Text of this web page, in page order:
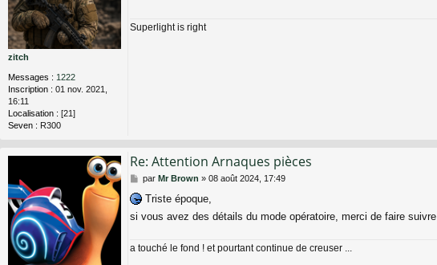
zitch
Messages : 1222
Inscription : 01 nov. 2021,
16:11
Localisation : [21]
Seven : R300
e
Superlight is right
Re: Attention Arnaques pièces
M
s
s
e
par Mr Brown » 08 août 2024, 17:49
Triste époque,
si vous avez des détails du mode opératoire, merci de faire suivre
a touché le fond ! et pourtant continue de creuser ...